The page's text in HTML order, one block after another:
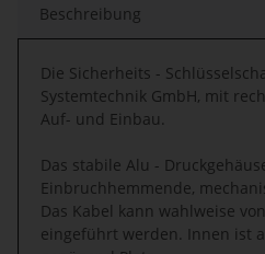
Beschreibung
Die Sicherheits -
Systemtechnik GmbH, mit
Auf- und Einbau.
Das stabile Alu -
Einbruchhemmende,
Das Kabel kann wahlweise
eingeführt werden. Innen ist